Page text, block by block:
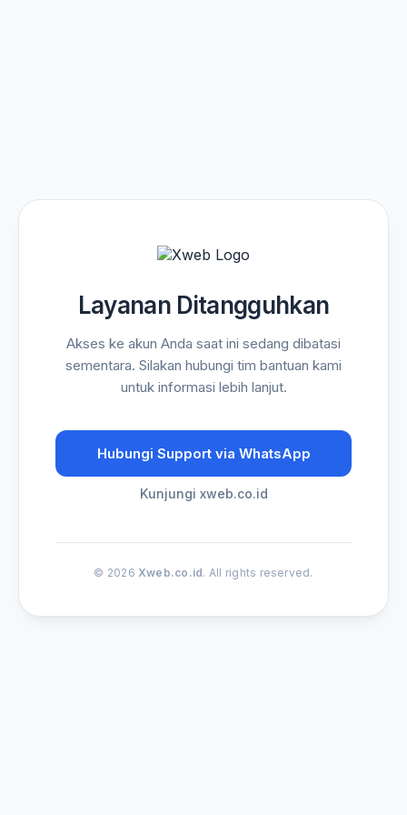
Layanan Ditangguhkan
Akses ke akun Anda saat ini sedang dibatasi
sementara. Silakan hubungi tim bantuan kami
untuk informasi lebih lanjut.
Hubungi Support via WhatsApp
Kunjungi xweb.co.id
© 2026 Xweb.co.id. All rights reserved.